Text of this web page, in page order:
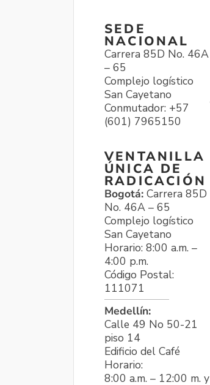
SEDE
NACIONAL
Carrera 85D No. 46A
– 65
Complejo logístico
San Cayetano
Conmutador: +57
(601) 7965150
VENTANILLA
ÚNICA DE
RADICACIÓN
Bogotá: Carrera 85D
No. 46A – 65
Complejo logístico
San Cayetano
Horario: 8:00 a.m. –
4:00 p.m.
Código Postal:
111071
Medellín:
Calle 49 No 50-21
piso 14
Edificio del Café
Horario:
8:00 a.m. – 12:00 m. y